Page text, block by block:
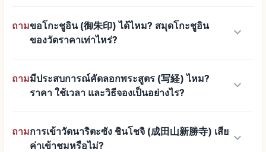
ถามขอโกะชูอิน (御朱印) ได้ไหม? สมุดโกะชูอิน
ของวัดราคาเท่าไหร่?
keyboard_arrow_down
ถามมีประสบการณ์คัดลอกพระสูตร (写経) ไหม?
ราคา ใช้เวลา และวิธีจองเป็นอย่างไร?
keyboard_arrow_down
ถามการเข้าวัดนาริตะซัง ชินโชจิ (成田山新勝寺) เสีย
ค่าเข้าชมหรือไม่?
keyboard_arrow_down